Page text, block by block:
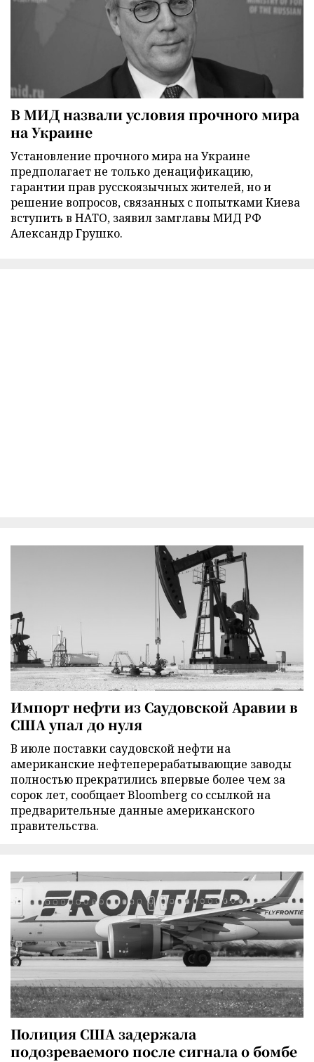
В МИД назвали условия прочного мира
на Украине
Установление прочного мира на Украине
предполагает не только денацификацию,
гарантии прав русскоязычных жителей, но и
решение вопросов, связанных с попытками Киева
вступить в НАТО, заявил замглавы МИД РФ
Александр Грушко.
Импорт нефти из Саудовской Аравии в
США упал до нуля
В июле поставки саудовской нефти на
американские нефтеперерабатывающие заводы
полностью прекратились впервые более чем за
сорок лет, сообщает Bloomberg со ссылкой на
предварительные данные американского
правительства.
Полиция США задержала
подозреваемого после сигнала о бомбе